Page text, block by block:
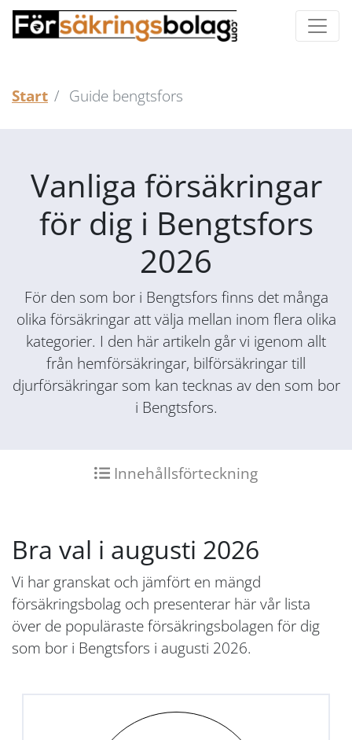
Start Guide bengtsfors
Vanliga försäkringar
för dig i Bengtsfors
2026
För den som bor i Bengtsfors finns det många
olika försäkringar att välja mellan inom flera olika
kategorier. I den här artikeln går vi igenom allt
från hemförsäkringar, bilförsäkringar till
djurförsäkringar som kan tecknas av den som bor
i Bengtsfors.
Innehållsförteckning
Bra val i augusti 2026
Vi har granskat och jämfört en mängd
försäkringsbolag och presenterar här vår lista
över de populäraste försäkringsbolagen för dig
som bor i Bengtsfors i augusti 2026.